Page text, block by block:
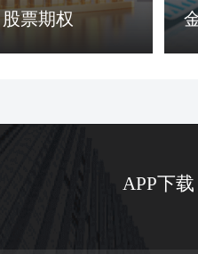
股票期权
APP下载